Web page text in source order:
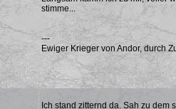
stimme...
---
Ewiger Krieger von Andor, durch
Ich stand zitternd da. Sah zu